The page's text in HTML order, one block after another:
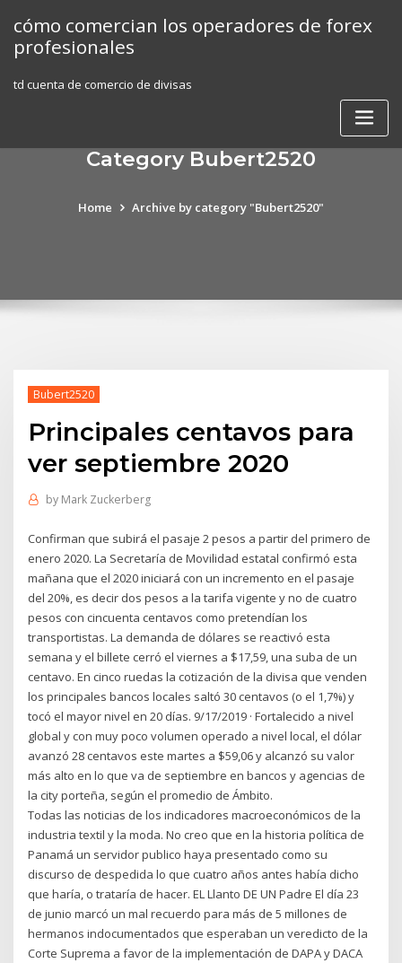
content
cómo comercian los operadores de forex
profesionales
td cuenta de comercio de divisas
Category Bubert2520
Home Archive by category "Bubert2520"
Bubert2520
Principales centavos para
ver septiembre 2020
by Mark Zuckerberg
Confirman que subirá el pasaje 2 pesos a partir del primero de
enero 2020. La Secretaría de Movilidad estatal confirmó esta
mañana que el 2020 iniciará con un incremento en el pasaje
del 20%, es decir dos pesos a la tarifa vigente y no de cuatro
pesos con cincuenta centavos como pretendían los
transportistas. La demanda de dólares se reactivó esta
semana y el billete cerró el viernes a $17,59, una suba de un
centavo. En cinco ruedas la cotización de la divisa que venden
los principales bancos locales saltó 30 centavos (o el 1,7%) y
tocó el mayor nivel en 20 días. 9/17/2019 · Fortalecido a nivel
global y con muy poco volumen operado a nivel local, el dólar
avanzó 28 centavos este martes a $59,06 y alcanzó su valor
más alto en lo que va de septiembre en bancos y agencias de
la city porteña, según el promedio de Ámbito.
Todas las noticias de los indicadores macroeconómicos de la
industria textil y la moda. No creo que en la historia política de
Panamá un servidor publico haya presentado como su
discurso de despedida lo que cuatro años antes había dicho
que haría, o trataría de hacer. EL Llanto DE UN Padre El día 23
de junio marcó un mal recuerdo para más de 5 millones de
hermanos indocumentados que esperaban un veredicto de la
Corte Suprema a favor de la implementación de DAPA y DACA